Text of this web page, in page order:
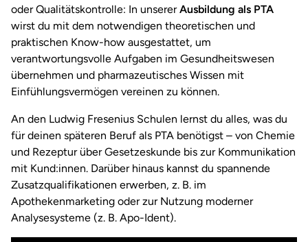
oder Qualitätskontrolle: In unsererAusbildung als PTA
wirst du mit dem notwendigen theoretischen und
praktischen Know-how ausgestattet, um
verantwortungsvolle Aufgaben im Gesundheitswesen
übernehmen und pharmazeutisches Wissen mit
Einfühlungsvermögen vereinen zu können.
An den Ludwig Fresenius Schulen lernst du alles, was du
für deinen späteren Beruf als PTA benötigst – von Chemie
und Rezeptur über Gesetzeskunde bis zur Kommunikation
mit Kund:innen. Darüber hinaus kannst du spannende
Zusatzqualifikationen erwerben, z. B. im
Apothekenmarketing oder zur Nutzung moderner
Analysesysteme (z. B. Apo-Ident).